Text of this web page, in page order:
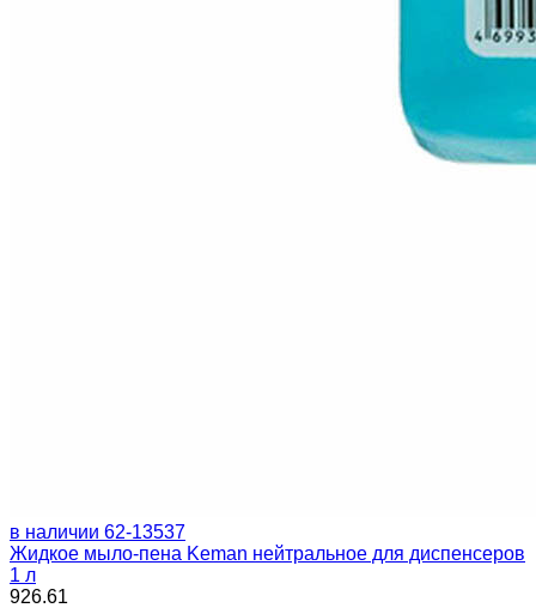
в наличии 62-13537
Жидкое мыло-пена Keman нейтральное для диспенсеров
1 л
926.61